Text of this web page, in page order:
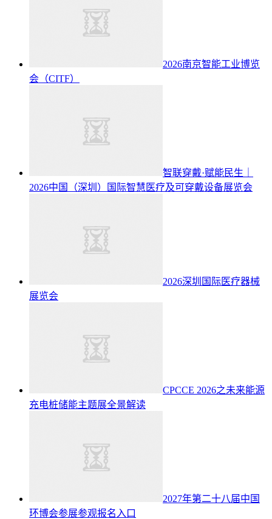
2026南京智能工业博览
会（CITF）
智联穿戴·赋能民生｜
2026中国（深圳）国际智慧医疗及可穿戴设备展览会
2026深圳国际医疗器械
展览会
CPCCE 2026之未来能源
充电桩储能主题展全景解读
2027年第二十八届中国
环博会参展参观报名入口